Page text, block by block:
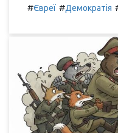
#Євреї #Демократія